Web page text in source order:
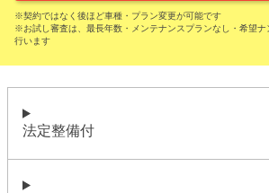
※契約ではなく後ほど車種・プラン変更が可能です
※お試し審査は、最長年数・メンテナンスプランなし・希望
行います
法定整備付